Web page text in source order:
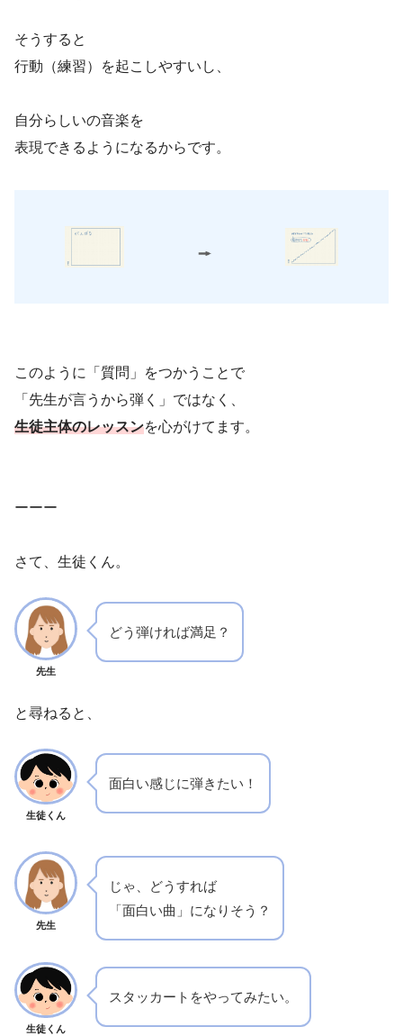
そうすると
行動（練習）を起こしやすいし、
自分らしいの音楽を
表現できるようになるからです。
このように「質問」をつかうことで
「先生が言うから弾く」ではなく、
生徒主体のレッスンを心がけてます。
ーーー
さて、生徒くん。
先生
どう弾ければ満足？
と尋ねると、
生徒くん
面白い感じに弾きたい！
先生
じゃ、どうすれば
「面白い曲」になりそう？
生徒くん
スタッカートをやってみたい。